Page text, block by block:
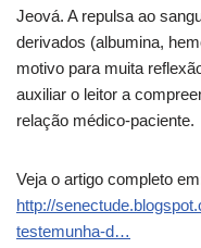
Jeová. A repulsa ao
derivados (albumina,
motivo para muita
auxiliar o leitor a
relação médico-paciente.
Veja o artigo completo
http://
testemunha-d…